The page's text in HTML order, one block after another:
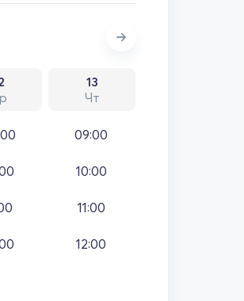
13
Чт
09:00
10:00
11:00
12:00